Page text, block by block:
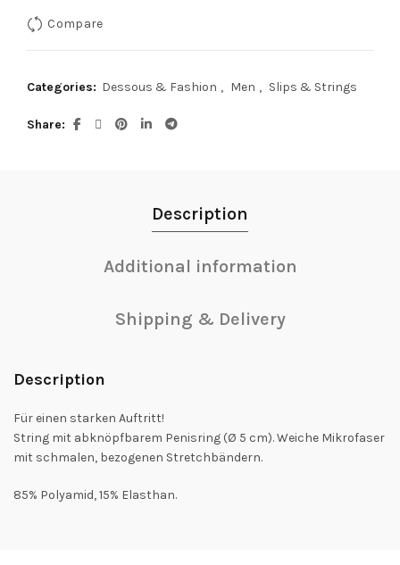
Compare
Categories: Dessous & Fashion , Men , Slips & Strings
Share
Description
Additional information
Shipping & Delivery
Description
Für einen starken Auftritt!
String mit abknöpfbarem Penisring (Ø 5 cm). Weiche Mikrofaser
mit schmalen, bezogenen Stretchbändern.
85% Polyamid, 15% Elasthan.